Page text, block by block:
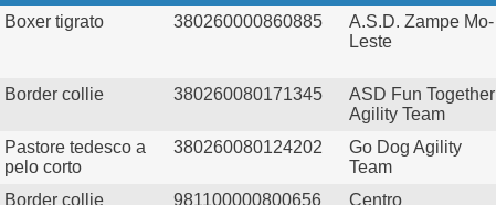
Boxer tigrato 380260000860885
A.S.D. Zampe Mo-
Leste
Border collie 380260080171345
ASD Fun Together
Agility Team
Pastore tedesco a
pelo corto
380260080124202
Go Dog Agility
Team
Border collie 981100000800656 Centro